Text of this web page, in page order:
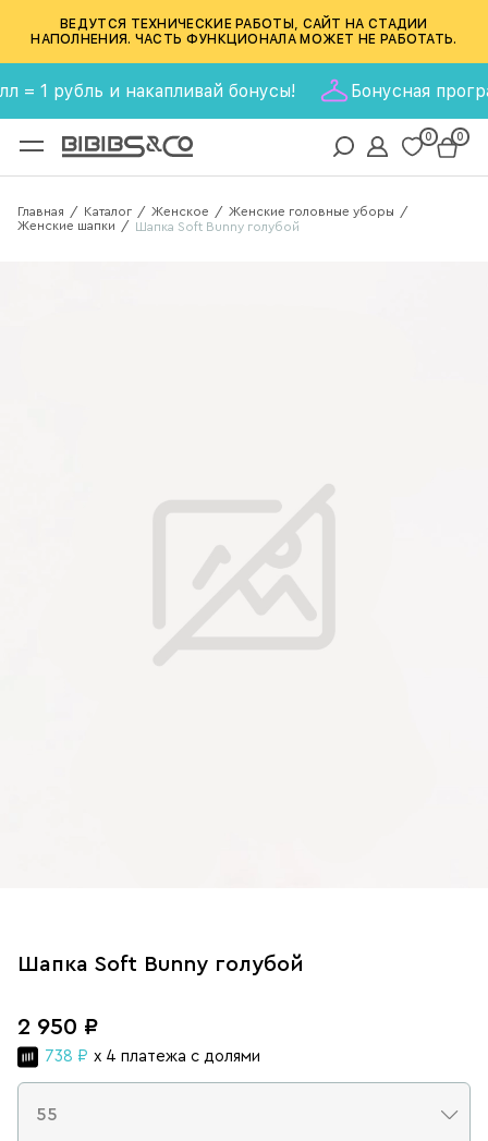
ВЕДУТСЯ ТЕХНИЧЕСКИЕ РАБОТЫ, САЙТ НА СТАДИИ
НАПОЛНЕНИЯ. ЧАСТЬ ФУНКЦИОНАЛА МОЖЕТ НЕ РАБОТАТЬ.
рубль и накапливай бонусы! Бонусная
0 0
Главная / Каталог / Женское / Женские головные уборы /
Женские шапки / Шапка Soft Bunny голубой
Шапка Soft Bunny голубой
2 950 ₽
738 ₽ x 4 платежа с долями